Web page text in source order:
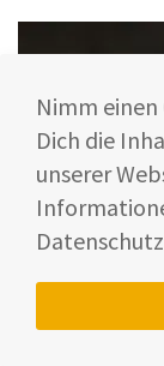
Nimm
Dich die
unserer